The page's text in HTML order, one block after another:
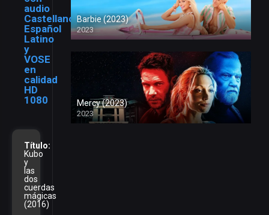
audio
Castellano,
Español
Latino
y
VOSE
en
calidad
HD
1080
Título:
Kubo
y
las
dos
cuerdas
mágicas
(2016)
Barbie (2023)
2023
Mercy (2023)
2023